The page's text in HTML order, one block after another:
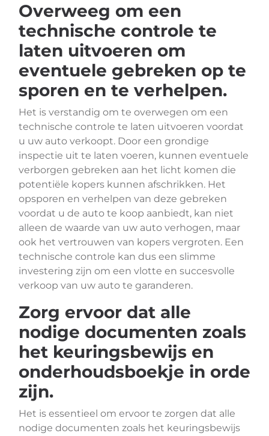
Overweeg om een
technische controle te
laten uitvoeren om
eventuele gebreken op te
sporen en te verhelpen.
Het is verstandig om te overwegen om een
technische controle te laten uitvoeren voordat
u uw auto verkoopt. Door een grondige
inspectie uit te laten voeren, kunnen eventuele
verborgen gebreken aan het licht komen die
potentiële kopers kunnen afschrikken. Het
opsporen en verhelpen van deze gebreken
voordat u de auto te koop aanbiedt, kan niet
alleen de waarde van uw auto verhogen, maar
ook het vertrouwen van kopers vergroten. Een
technische controle kan dus een slimme
investering zijn om een vlotte en succesvolle
verkoop van uw auto te garanderen.
Zorg ervoor dat alle
nodige documenten zoals
het keuringsbewijs en
onderhoudsboekje in orde
zijn.
Het is essentieel om ervoor te zorgen dat alle
nodige documenten zoals het keuringsbewijs